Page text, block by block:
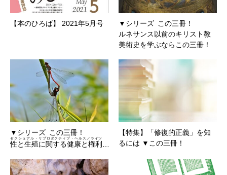
【本のひろば】 2021年5月号
▼シリーズ この三冊！
ルネサンス以前のキリスト教
美術史を学ぶならこの三冊！
▼シリーズ この三冊！
性と生殖に関する健康と権利
セクシュアル・リプロダクティブ・ヘルス／ライツ
…
【特集】「修復的正義」を知
るには ▼この三冊！